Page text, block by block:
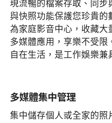
現流暢的檔案存取、同步
與快照功能保護您珍貴的
為家庭影音中心，收藏大
多媒體應用，享樂不受限
自在生活，是工作娛樂兼
多媒體集中管理
集中儲存個人或全家的照